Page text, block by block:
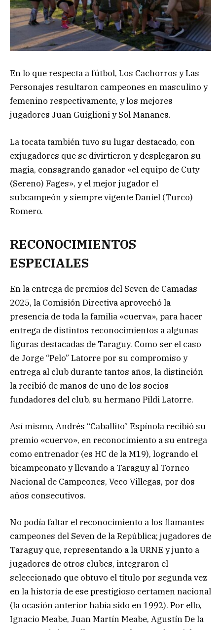
En lo que respecta a fútbol, Los Cachorros y Las
Personajes resultaron campeones en masculino y
femenino respectivamente, y los mejores
jugadores Juan Guiglioni y Sol Mañanes.
La tocata también tuvo su lugar destacado, con
exjugadores que se divirtieron y desplegaron su
magia, consagrando ganador «el equipo de Cuty
(Sereno) Fages», y el mejor jugador el
subcampeón y siempre vigente Daniel (Turco)
Romero.
RECONOCIMIENTOS
ESPECIALES
En la entrega de premios del Seven de Camadas
2025, la Comisión Directiva aprovechó la
presencia de toda la familia «cuerva», para hacer
entrega de distintos reconocimientos a algunas
figuras destacadas de Taraguy. Como ser el caso
de Jorge “Pelo” Latorre por su compromiso y
entrega al club durante tantos años, la distinción
la recibió de manos de uno de los socios
fundadores del club, su hermano Pildi Latorre.
Así mismo, Andrés “Caballito” Espínola recibió su
premio «cuervo», en reconocimiento a su entrega
como entrenador (es HC de la M19), logrando el
bicampeonato y llevando a Taraguy al Torneo
Nacional de Campeones, Veco Villegas, por dos
años consecutivos.
No podía faltar el reconocimiento a los flamantes
campeones del Seven de la República; jugadores de
Taraguy que, representando a la URNE y junto a
jugadores de otros clubes, integraron el
seleccionado que obtuvo el título por segunda vez
en la historia de ese prestigioso certamen nacional
(la ocasión anterior había sido en 1992). Por ello,
Ignacio Meabe, Juan Martín Meabe, Agustín De la